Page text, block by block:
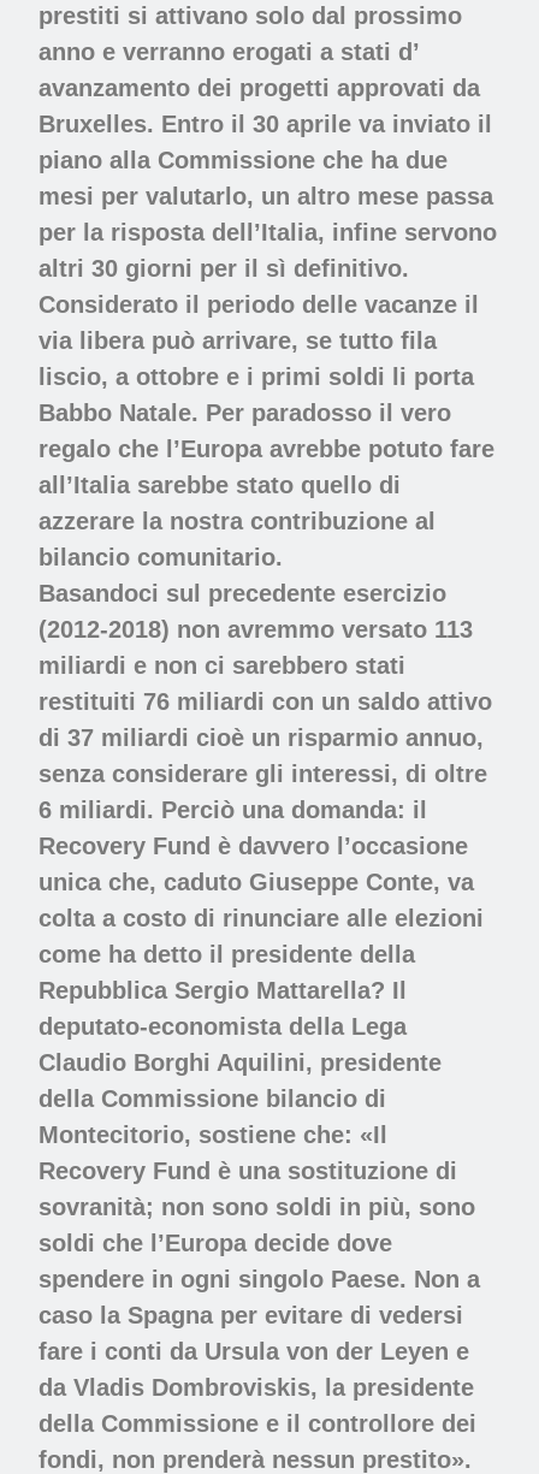
prestiti si attivano solo dal prossimo
anno e verranno erogati a stati d’
avanzamento dei progetti approvati da
Bruxelles. Entro il 30 aprile va inviato il
piano alla Commissione che ha due
mesi per valutarlo, un altro mese passa
per la risposta dell’Italia, infine servono
altri 30 giorni per il sì definitivo.
Considerato il periodo delle vacanze il
via libera può arrivare, se tutto fila
liscio, a ottobre e i primi soldi li porta
Babbo Natale. Per paradosso il vero
regalo che l’Europa avrebbe potuto fare
all’Italia sarebbe stato quello di
azzerare la nostra contribuzione al
bilancio comunitario.
Basandoci sul precedente esercizio
(2012-2018) non avremmo versato 113
miliardi e non ci sarebbero stati
restituiti 76 miliardi con un saldo attivo
di 37 miliardi cioè un risparmio annuo,
senza considerare gli interessi, di oltre
6 miliardi. Perciò una domanda: il
Recovery Fund è davvero l’occasione
unica che, caduto Giuseppe Conte, va
colta a costo di rinunciare alle elezioni
come ha detto il presidente della
Repubblica Sergio Mattarella? Il
deputato-economista della Lega
Claudio Borghi Aquilini, presidente
della Commissione bilancio di
Montecitorio, sostiene che: «Il
Recovery Fund è una sostituzione di
sovranità; non sono soldi in più, sono
soldi che l’Europa decide dove
spendere in ogni singolo Paese. Non a
caso la Spagna per evitare di vedersi
fare i conti da Ursula von der Leyen e
da Vladis Dombroviskis, la presidente
della Commissione e il controllore dei
fondi, non prenderà nessun prestito».